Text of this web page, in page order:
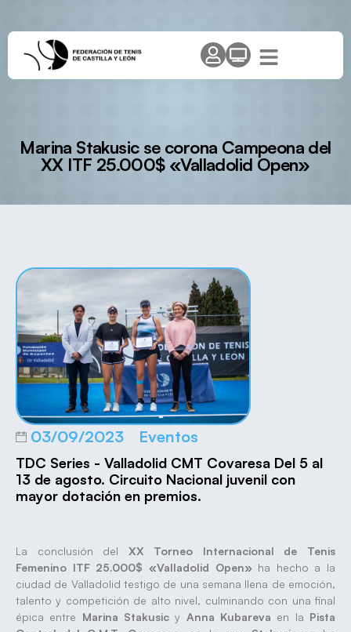
Marina Stakusic se corona Campeona del
XX ITF 25.000$ «Valladolid Open»
03/09/2023 Eventos
TDC Series - Valladolid CMT Covaresa Del 5 al
13 de agosto. Circuito Nacional juvenil con
mayor dotación en premios.
La conclusión del XX Torneo Internacional de Tenis
Femenino ITF 25.000$ «Valladolid Open»ha hecho a la
ciudad de Valladolid testigo de una semana llena de emoción,
talento y competición de alto nivel, culminando con una final
épica entre Marina Stakusic y Anna Kubareva en la Pista